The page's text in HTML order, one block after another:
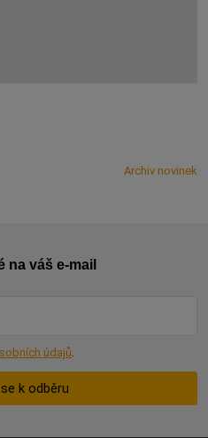
Archiv novinek
na váš e-mail
údajů.
k odběru